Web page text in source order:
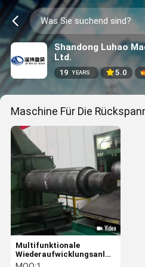
Shandong Luhao
Ltd.
19 YEARS 5.0
Maschine Für Die
Multifunktionale
Wiederaufwicklungsanlage
1-25 m/s Einfach zu